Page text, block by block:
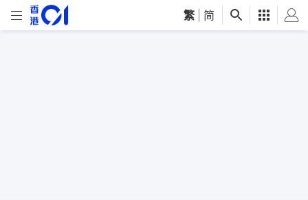
繁 简